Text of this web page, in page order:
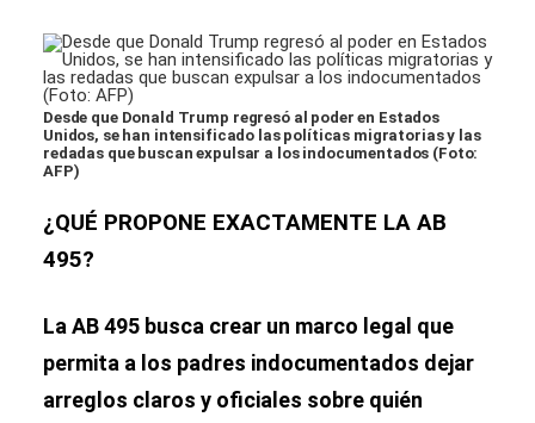
Desde que Donald Trump regresó al poder en Estados
Unidos, se han intensificado las políticas migratorias y las
redadas que buscan expulsar a los indocumentados (Foto:
AFP)
¿QUÉ PROPONE EXACTAMENTE LA AB
495?
La AB 495 busca crear un marco legal que
permita a los padres indocumentados dejar
arreglos claros y oficiales sobre quién